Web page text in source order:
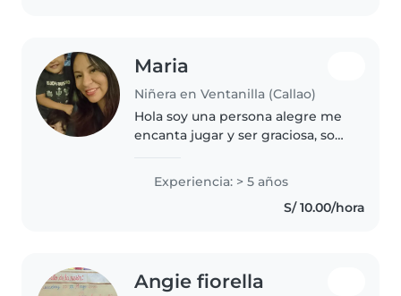
Maria
Niñera en Ventanilla (Callao)
Hola soy una persona alegre me
encanta jugar y ser graciosa, soy
enfermería .
Experiencia: > 5 años
S/ 10.00/hora
Angie fiorella